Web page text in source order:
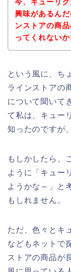
今、キューリ
興味があるん
ンストアの商
ってくれない
という風に、ち
ラインストアの
について聞いて
て私は、キュー
知ったのですが
もしかしたら、
ように「キュー
ようかな～」と
もしれません。
ただ、色々とキ
などもネットで
ストアの商品が